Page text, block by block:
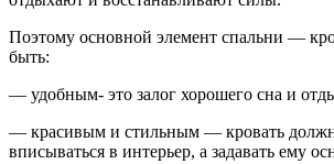
Поэтому основной элемент спальни —
быть:
— удобным- это залог хорошего сна и
— красивым и стильным — кровать
вписываться в интерьер, а задавать ему